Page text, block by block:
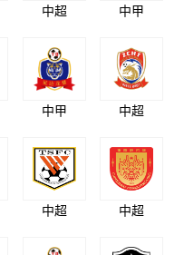
中超 中甲
中甲 中超
中超 中超